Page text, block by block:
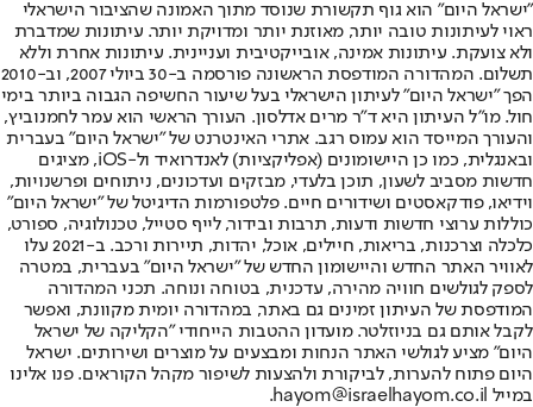
"ישראל היום" הוא גוף תקשורת שנוסד מתוך האמונה שהציבור הישראלי
ראוי לעיתונות טובה יותר, מאוזנת יותר ומדויקת יותר. עיתונות שמדברת
ולא צועקת. עיתונות אמינה, אובייקטיבית ועניינית. עיתונות אחרת וללא
תשלום. המהדורה המודפסת הראשונה פורסמה ב-30 ביולי 2007, וב-2010
הפך "ישראל היום" לעיתון הישראלי בעל שיעור החשיפה הגבוה ביותר בימי
חול. מו"ל העיתון היא ד"ר מרים אדלסון. העורך הראשי הוא עמר לחמנוביץ,
והעורך המייסד הוא עמוס רגב. אתרי האינטרנט של "ישראל היום" בעברית
ובאנגלית, כמו כן היישומונים (אפליקציות) לאנדרואיד ול-iOS, מציגים
חדשות מסביב לשעון, תוכן בלעדי, מבזקים ועדכונים, ניתוחים ופרשנויות,
וידיאו, פודקאסטים ושידורים חיים. פלטפורמות הדיגיטל של "ישראל היום"
כוללות ערוצי חדשות ודעות, תרבות ובידור, לייף סטייל, טכנולוגיה, ספורט,
כלכלה וצרכנות, בריאות, חיילים, אוכל, יהדות, תיירות ורכב. ב-2021 עלו
לאוויר האתר החדש והיישומון החדש של "ישראל היום" בעברית, במטרה
לספק לגולשים חוויה מהירה, עדכנית, בטוחה ונוחה. תכני המהדורה
המודפסת של העיתון זמינים גם באתר, במהדורה יומית מקוונת, ואפשר
לקבל אותם גם בניוזלטר. מועדון ההטבות הייחודי "הקליקה של ישראל
היום" מציע לגולשי האתר הנחות ומבצעים על מוצרים ושירותים. ישראל
היום פתוח להערות, לביקורת ולהצעות לשיפור מקהל הקוראים. פנו אלינו
במייל hayom@israelhayom.co.il.